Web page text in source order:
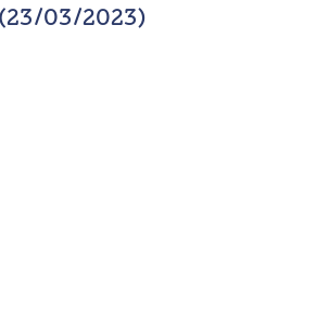
03/2023)